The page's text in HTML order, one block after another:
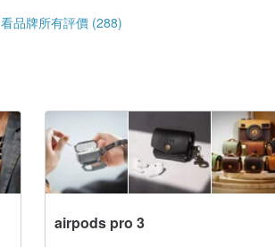
看品牌所有評價 (288)
airpods pro 3